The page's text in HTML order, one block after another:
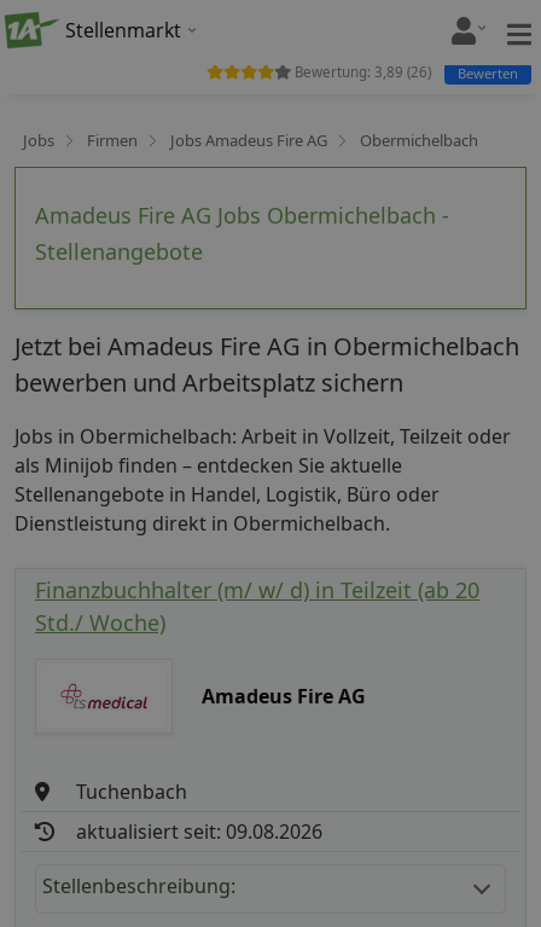
Stellenmarkt
Jobs Firmen Jobs Amadeus Fire AG Obermichelbach
Amadeus Fire AG Jobs Obermichelbach -
Stellenangebote
Bewertung: 3,89 (26) Bewerten
Jetzt bei Amadeus Fire AG in Obermichelbach
bewerben und Arbeitsplatz sichern
Jobs in Obermichelbach: Arbeit in Vollzeit, Teilzeit oder
als Minijob finden – entdecken Sie aktuelle
Stellenangebote in Handel, Logistik, Büro oder
Dienstleistung direkt in Obermichelbach.
Finanzbuchhalter (m/ w/ d) in Teilzeit (ab 20
Std./ Woche)
Amadeus Fire AG
Tuchenbach
aktualisiert seit: 09.08.2026
Stellenbeschreibung: